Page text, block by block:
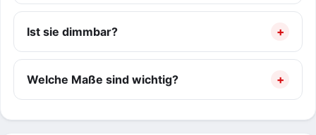
Ist sie dimmbar?
Welche Maße sind wichtig?